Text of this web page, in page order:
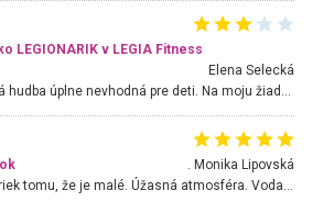
LEGIONARIK v LEGIA Fitness
Elena Selecká
. Monika Lipovská
Úžasné prostredie, napriek tomu, že je malé. Úžasná atmosféra. Voda fantastická a nádherná. Ľudí je pomerne veľa, ale su mili a ohľaduplní. Je veľmi zaujímavé sledovať, ako dokážu spolu športovať cudzí ľudia a bez ohľadu na vek. Vládne tu pohoda. Vnuka neviem dostať z vody. Ďakujem za krásny deň . Urcite sa sem vrátim. Jediný problém je s parkovaním, ale aj ten sa mi podarilo vyriešiť. Monika Bratislava